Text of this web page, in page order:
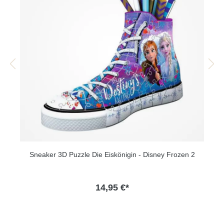
Sneaker 3D Puzzle Die Eiskönigin - Disney Frozen 2
14,95 €*